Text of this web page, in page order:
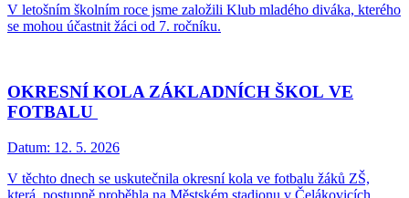
V letošním školním roce jsme založili Klub mladého diváka, kterého
se mohou účastnit žáci od 7. ročníku.
OKRESNÍ KOLA ZÁKLADNÍCH ŠKOL VE
FOTBALU
Datum: 12. 5. 2026
V těchto dnech se uskutečnila okresní kola ve fotbalu žáků ZŠ,
která postupně proběhla na Městském stadionu v Čelákovicích.